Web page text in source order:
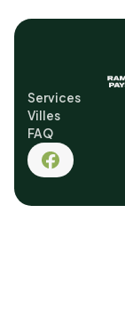
Services
Villes
FAQ